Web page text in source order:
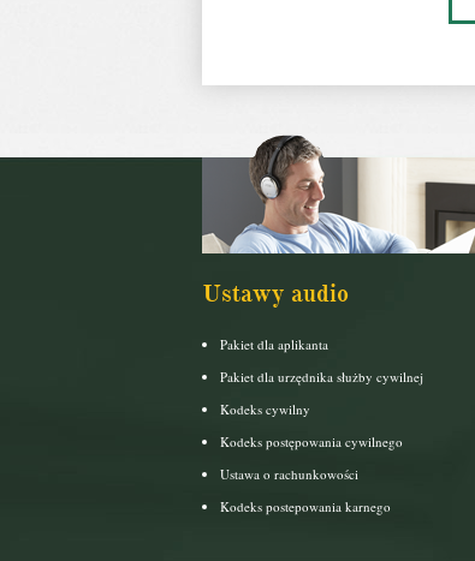
Ustawy audio
Pakiet dla aplikanta
Pakiet dla urzędnika służby cywilnej
Kodeks cywilny
Kodeks postępowania cywilnego
Ustawa o rachunkowości
Kodeks postepowania karnego